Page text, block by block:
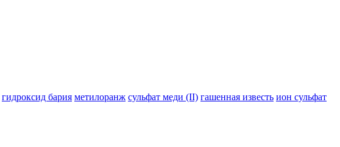
гидроксид бария метилоранж сульфат меди (II) гашенная известь ион сульфат